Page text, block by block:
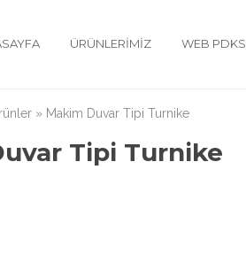
ÜRÜNLERIMIZ WEB PDKS
» Makim Duvar Tipi Turnike
Tipi Turnike